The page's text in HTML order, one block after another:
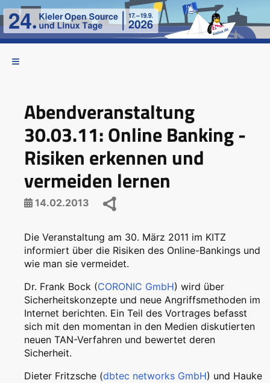
Abendveranstaltung
30.03.11: Online Banking -
Risiken erkennen und
vermeiden lernen
14.02.2013
Die Veranstaltung am 30. März 2011 im KITZ
informiert über die Risiken des Online-Bankings und
wie man sie vermeidet.
Dr. Frank Bock (CORONIC GmbH) wird über
Sicherheitskonzepte und neue Angriffsmethoden im
Internet berichten. Ein Teil des Vortrages befasst
sich mit den momentan in den Medien diskutierten
neuen TAN-Verfahren und bewertet deren
Sicherheit.
Dieter Fritzsche (dbtec networks GmbH) und Hauke